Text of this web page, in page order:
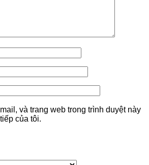
và trang web trong trình duyệt này
của tôi.